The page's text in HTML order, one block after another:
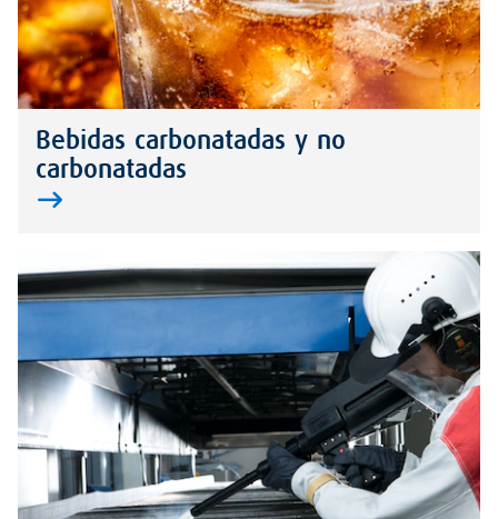
Bebidas carbonatadas y no
carbonatadas